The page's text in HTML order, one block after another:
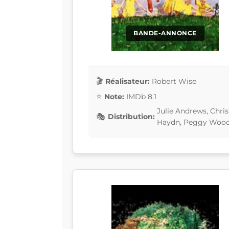
BANDE-ANNONCE
Réalisateur: Robert Wise
Note: IMDb 8.1
Distribution:
Julie Andrews,
Haydn, Peggy